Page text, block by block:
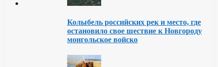
Колыбель российских рек и место, где
остановило свое шествие к Новгороду
монгольское войско